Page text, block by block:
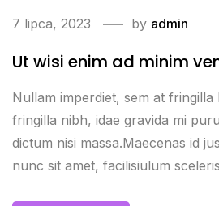
7 lipca, 2023 by admin
Ut wisi enim ad minim
Nullam imperdiet, sem at
fringilla nibh, idae gravida mi
dictum nisi massa.Maecenas id
nunc sit amet, facilisiulum